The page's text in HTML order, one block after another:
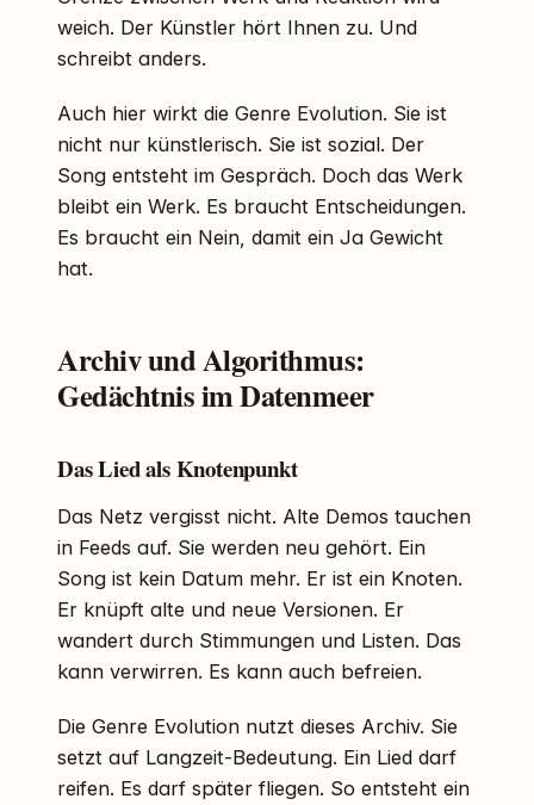
weich. Der Künstler hört Ihnen zu. Und
schreibt anders.
Auch hier wirkt die Genre Evolution. Sie ist
nicht nur künstlerisch. Sie ist sozial. Der
Song entsteht im Gespräch. Doch das Werk
bleibt ein Werk. Es braucht Entscheidungen.
Es braucht ein Nein, damit ein Ja Gewicht
hat.
Archiv und Algorithmus:
Gedächtnis im Datenmeer
Das Lied als Knotenpunkt
Das Netz vergisst nicht. Alte Demos tauchen
in Feeds auf. Sie werden neu gehört. Ein
Song ist kein Datum mehr. Er ist ein Knoten.
Er knüpft alte und neue Versionen. Er
wandert durch Stimmungen und Listen. Das
kann verwirren. Es kann auch befreien.
Die Genre Evolution nutzt dieses Archiv. Sie
setzt auf Langzeit-Bedeutung. Ein Lied darf
reifen. Es darf später fliegen. So entsteht ein